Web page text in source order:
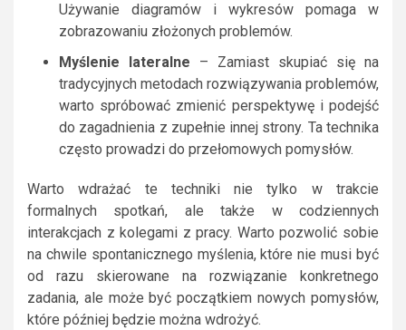
Używanie diagramów i wykresów pomaga w
zobrazowaniu złożonych problemów.
Myślenie lateralne – Zamiast skupiać się na
tradycyjnych metodach rozwiązywania problemów,
warto spróbować zmienić perspektywę i podejść
do zagadnienia z zupełnie innej strony. Ta technika
często prowadzi do przełomowych pomysłów.
Warto wdrażać te techniki nie tylko w trakcie
formalnych spotkań, ale także w codziennych
interakcjach z kolegami z pracy. Warto pozwolić sobie
na chwile spontanicznego myślenia, które nie musi być
od razu skierowane na rozwiązanie konkretnego
zadania, ale może być początkiem nowych pomysłów,
które później będzie można wdrożyć.